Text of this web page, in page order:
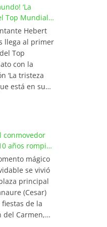
‘La
Top Mundial
Hebert
llega al primer
Top
con la
‘La tristeza
está en su
listados
en
y países de
y Europa.
del
Wilfran
se posicionó
lugar de
conmovedor
años rompió
mágico
se vivió
principal
(Cesar)
de la
del Carmen,